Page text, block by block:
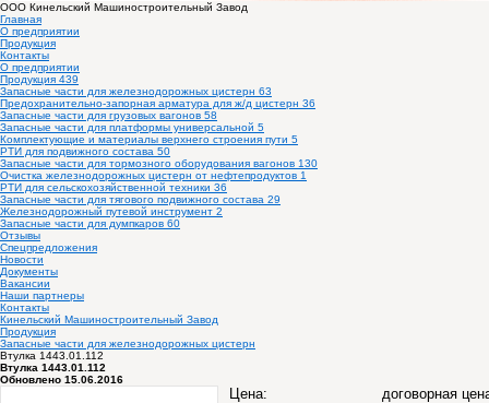
ООО Кинельский Машиностроительный Завод
Главная
О предприятии
Продукция
Контакты
О предприятии
Продукция 439
Запасные части для железнодорожных цистерн 63
Предохранительно-запорная арматура для ж/д цистерн 36
Запасные части для грузовых вагонов 58
Запасные части для платформы универсальной 5
Комплектующие и материалы верхнего строения пути 5
РТИ для подвижного состава 50
Запасные части для тормозного оборудования вагонов 130
Очистка железнодорожных цистерн от нефтепродуктов 1
РТИ для сельскохозяйственной техники 36
Запасные части для тягового подвижного состава 29
Железнодорожный путевой инструмент 2
Запасные части для думпкаров 60
Отзывы
Спецпредложения
Новости
Документы
Вакансии
Наши партнеры
Контакты
Кинельский Машиностроительный Завод
Продукция
Запасные части для железнодорожных цистерн
Втулка 1443.01.112
Втулка 1443.01.112
Обновлено 15.06.2016
Цена:
договорная